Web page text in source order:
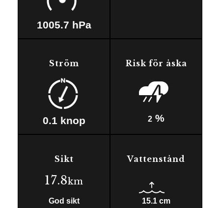
1005.7 hPa
Ström
0.1 knop
Risk för åska
2 %
Sikt
17.8km
God sikt
Vattenstånd
15.1 cm